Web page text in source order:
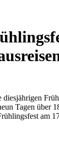
Tagen
am